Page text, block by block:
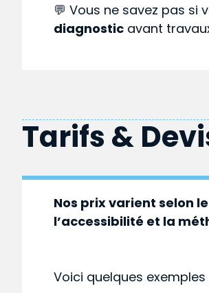
💬 Vous ne savez pas si
diagnostic avant
Tarifs &
Nos prix varient selon
l’accessibilité et la
Voici quelques